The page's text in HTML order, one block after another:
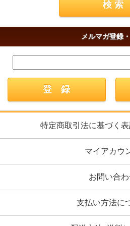
メルマガ登録
特定商取引法に基づく表
マイアカウ
お問い合
支払い方法に